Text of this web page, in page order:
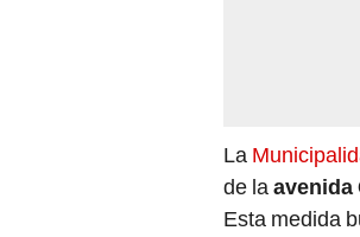
La
de laavenida
Esta medida